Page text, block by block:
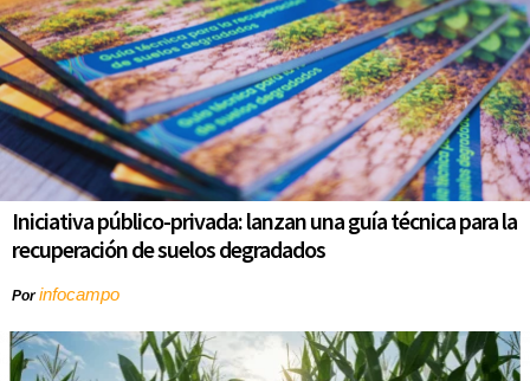
Iniciativa público-privada: lanzan una guía técnica para la
recuperación de suelos degradados
Porinfocampo